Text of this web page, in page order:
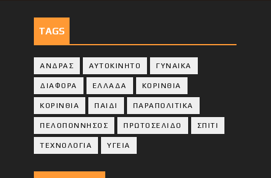
TAGS
ΑΝΔΡΑΣ ΑΥΤΟΚΙΝΗΤΟ ΓΥΝΑΙΚΑ
ΔΙΑΦΟΡΑ ΕΛΛΑΔΑ ΚΟΡΙΝΘΙΑ
ΚΟΡΙΝΘΙA ΠΑΙΔΙ ΠΑΡΑΠΟΛΙΤΙΚΑ
ΠΕΛΟΠΟΝΝΗΣΟΣ ΠΡΩΤΟΣΕΛΙΔΟ ΣΠΙΤΙ
ΤΕΧΝΟΛΟΓΙΑ ΥΓΕΙΑ